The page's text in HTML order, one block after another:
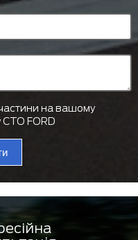
на вашому
СТО FORD